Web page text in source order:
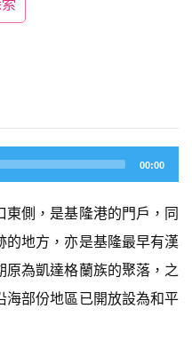
00:00
側，是基隆港的門戶，同
的地方，亦是基隆最早有漢
原為凱達格蘭族的聚落，之
海部份地區已開放設為和平